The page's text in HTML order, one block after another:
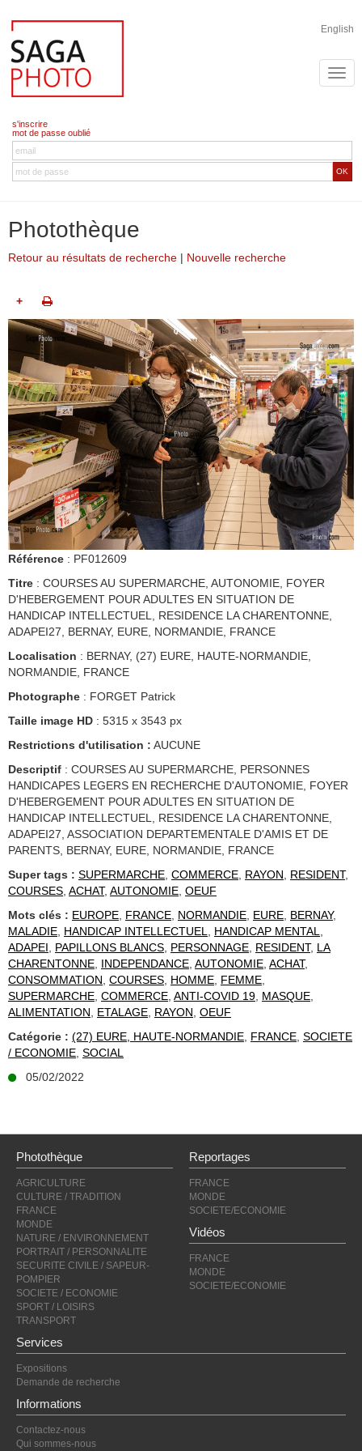
English
s'inscrire
mot de passe oublié
OK
Photothèque
Retour au résultats de recherche | Nouvelle recherche
+
Référence : PF012609
Titre : COURSES AU SUPERMARCHE, AUTONOMIE, FOYER
D'HEBERGEMENT POUR ADULTES EN SITUATION DE
HANDICAP INTELLECTUEL, RESIDENCE LA CHARENTONNE,
ADAPEI27, BERNAY, EURE, NORMANDIE, FRANCE
Localisation : BERNAY, (27) EURE, HAUTE-NORMANDIE,
NORMANDIE, FRANCE
Photographe : FORGET Patrick
Taille image HD : 5315 x 3543 px
Restrictions d'utilisation : AUCUNE
Descriptif : COURSES AU SUPERMARCHE, PERSONNES
HANDICAPES LEGERS EN RECHERCHE D'AUTONOMIE, FOYER
D'HEBERGEMENT POUR ADULTES EN SITUATION DE
HANDICAP INTELLECTUEL, RESIDENCE LA CHARENTONNE,
ADAPEI27, ASSOCIATION DEPARTEMENTALE D'AMIS ET DE
PARENTS, BERNAY, EURE, NORMANDIE, FRANCE
Super tags : SUPERMARCHE, COMMERCE, RAYON, RESIDENT,
COURSES, ACHAT, AUTONOMIE, OEUF
Mots clés : EUROPE, FRANCE, NORMANDIE, EURE, BERNAY,
MALADIE, HANDICAP INTELLECTUEL, HANDICAP MENTAL,
ADAPEI, PAPILLONS BLANCS, PERSONNAGE, RESIDENT, LA
CHARENTONNE, INDEPENDANCE, AUTONOMIE, ACHAT,
CONSOMMATION, COURSES, HOMME, FEMME,
SUPERMARCHE, COMMERCE, ANTI-COVID 19, MASQUE,
ALIMENTATION, ETALAGE, RAYON, OEUF
Catégorie : (27) EURE, HAUTE-NORMANDIE, FRANCE, SOCIETE
/ ECONOMIE, SOCIAL
05/02/2022
Photothèque
AGRICULTURE
CULTURE / TRADITION
FRANCE
MONDE
NATURE / ENVIRONNEMENT
PORTRAIT / PERSONNALITE
SECURITE CIVILE / SAPEUR-
POMPIER
SOCIETE / ECONOMIE
SPORT / LOISIRS
TRANSPORT
Reportages
FRANCE
MONDE
SOCIETE/ECONOMIE
Vidéos
FRANCE
MONDE
SOCIETE/ECONOMIE
Services
Expositions
Demande de recherche
Informations
Contactez-nous
Qui sommes-nous